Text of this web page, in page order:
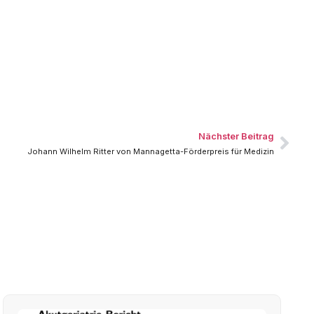
Nächster Beitrag
Johann Wilhelm Ritter von Mannagetta-Förderpreis für Medizin